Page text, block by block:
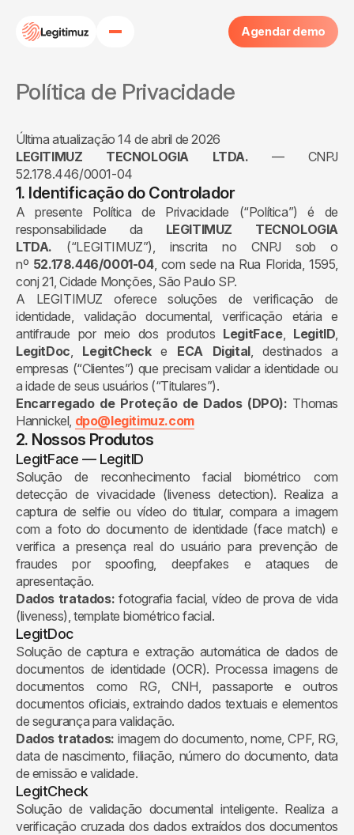
Agendar demo
Produtos
Blog
Eca Digital
Política de Privacidade
Última atualização 14 de abril de 2026
LEGITIMUZ TECNOLOGIA LTDA. — CNPJ
52.178.446/0001-04
1. Identificação do Controlador
A presente Política de Privacidade (“Política”) é de
responsabilidade da LEGITIMUZ TECNOLOGIA
LTDA. (“LEGITIMUZ”), inscrita no CNPJ sob o
nº 52.178.446/0001-04, com sede na Rua Florida, 1595,
conj 21, Cidade Monções, São Paulo SP.
A LEGITIMUZ oferece soluções de verificação de
identidade, validação documental, verificação etária e
antifraude por meio dos produtos LegitFace, LegitID,
LegitDoc, LegitChecke ECA Digital, destinados a
empresas (“Clientes”) que precisam validar a identidade ou
a idade de seus usuários (“Titulares”).
Encarregado de Proteção de Dados (DPO): Thomas
Hannickel, dpo@legitimuz.com
2. Nossos Produtos
LegitFace — LegitID
Solução de reconhecimento facial biométrico com
detecção de vivacidade (liveness detection). Realiza a
captura de selfie ou vídeo do titular, compara a imagem
com a foto do documento de identidade (face match) e
verifica a presença real do usuário para prevenção de
fraudes por spoofing, deepfakes e ataques de
apresentação.
Dados tratados: fotografia facial, vídeo de prova de vida
(liveness), template biométrico facial.
LegitDoc
Solução de captura e extração automática de dados de
documentos de identidade (OCR). Processa imagens de
documentos como RG, CNH, passaporte e outros
documentos oficiais, extraindo dados textuais e elementos
de segurança para validação.
Dados tratados: imagem do documento, nome, CPF, RG,
data de nascimento, filiação, número do documento, data
de emissão e validade.
LegitCheck
Solução de validação documental inteligente. Realiza a
verificação cruzada dos dados extraídos dos documentos